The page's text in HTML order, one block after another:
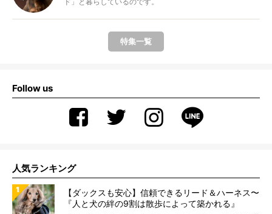
特集一覧
Follow us
人気ランキング
【ダックスも安心】信頼できるリード＆ハーネス〜
『人と犬の絆の9割は散歩によって築かれる』